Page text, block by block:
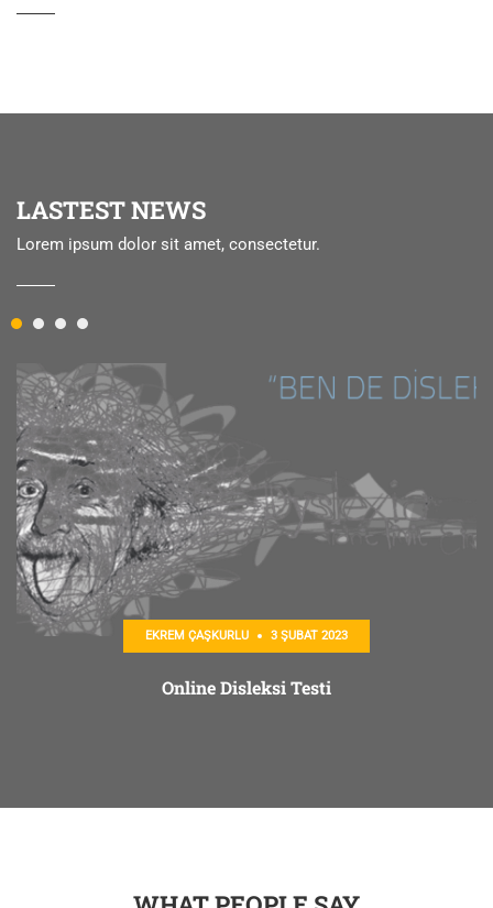
LASTEST NEWS
Lorem ipsum dolor sit amet, consectetur.
EKREM ÇAŞKURLU 3 ŞUBAT 2023
Online Disleksi Testi